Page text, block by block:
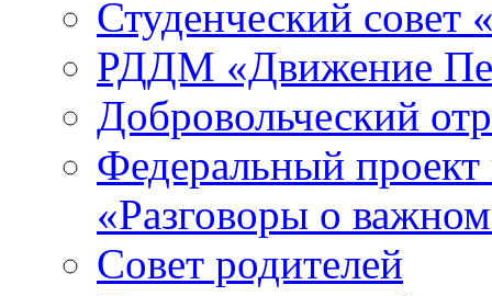
Студенческий совет
РДДМ «Движение
Добровольческий
Федеральный
«Разговоры о
Совет родителей